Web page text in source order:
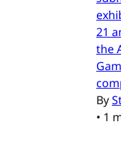
21
the
By
• 1